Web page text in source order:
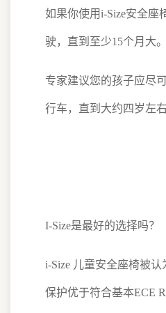
如果你使用i-Size安全座
驶，直到至少15个月大。
专家建议您的孩子应尽
行车，直到大约四岁左右
I-Size是最好的选择吗？
i-Size 儿童安全座椅被
保护优于符合基本ECE